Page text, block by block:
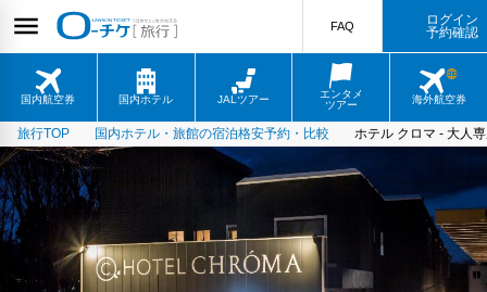
国内航空券 国内ホテル JALツアー
エンタメ
ツアー
海外航空券
FAQ
ログイン
予約確認
旅行TOP 国内ホテル・旅館の宿泊格安予約・比較 ホテル クロマ - 大人